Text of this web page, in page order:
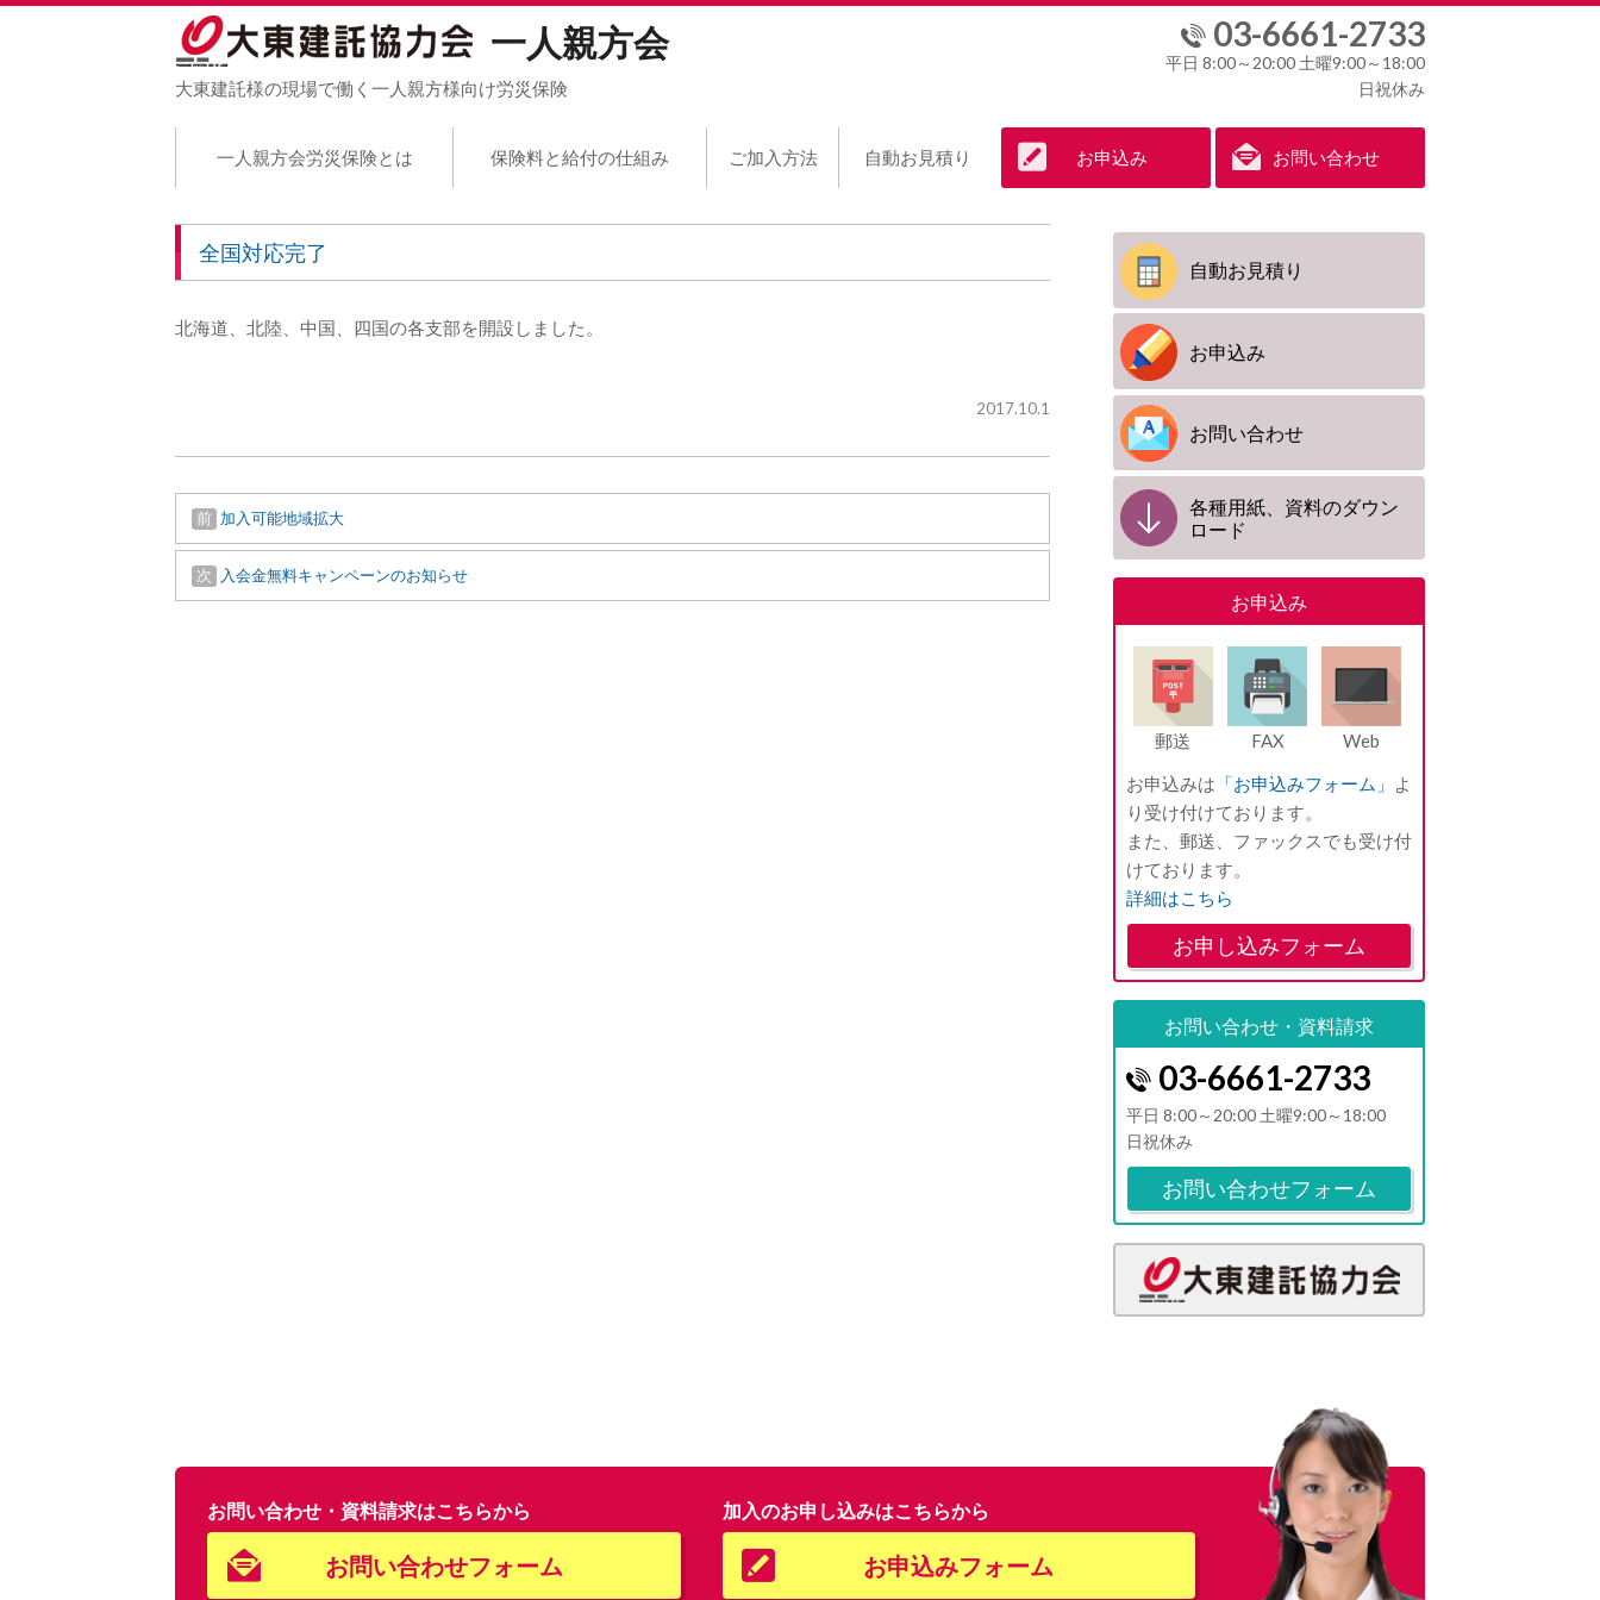
一人親方会
大東建託様の現場で働く一人親方様向け労災保険
03-6661-2733
平日 8:00～20:00 土曜9:00～18:00
日祝休み
一人親方会労災保険とは 保険料と給付の仕組み ご加入方法 自動お見積り お申込み お問い合わせ
全国対応完了
北海道、北陸、中国、四国の各支部を開設しました。
2017.10.1
投
稿
ナ
ビ
前 Previous:
加入可能地域拡大
次 Next:
入会金無料キャンペーンのお知らせ
自動お見積り
お申込み
お問い合わせ
各種用紙、資料のダウン
ロード
お申込み
郵送 FAX
Web
お申込みは 「お申込みフォーム」
よ
り受け付けております。
また、郵送、ファックスでも受け付
けております。
詳細はこちら
お申し込みフォーム
お問い合わせ・資料請求
03-6661-2733
平日 8:00～20:00 土曜9:00～18:00
日祝休み
お問い合わせフォーム
お問い合わせ・資料請求はこちらから
お問い合わせフォーム
加入のお申し込みはこちらから
お申込みフォーム